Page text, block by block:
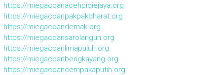
https://miegacoanacehpidiejaya.org
https://miegacoanpakpakbharat.org
https://miegacoandemak.org
https://miegacoansarolangun.org
https://miegacoanlimapuluh.org
https://miegacoanbengkayang.org
https://miegacoancempakaputih.org